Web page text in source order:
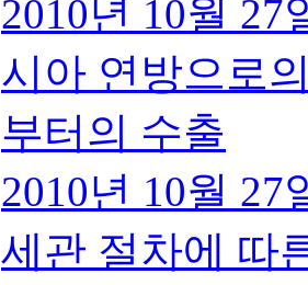
2010년 10월 27
시아 연방으로
부터의 수출
2010년 10월 27
세관 절차에 따